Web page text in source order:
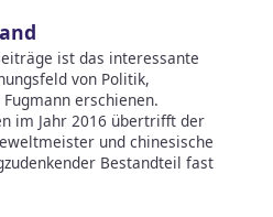
ist das interessante
von Politik,
erschienen.
im Jahr 2016 übertrifft der
und chinesische
Bestandteil fast